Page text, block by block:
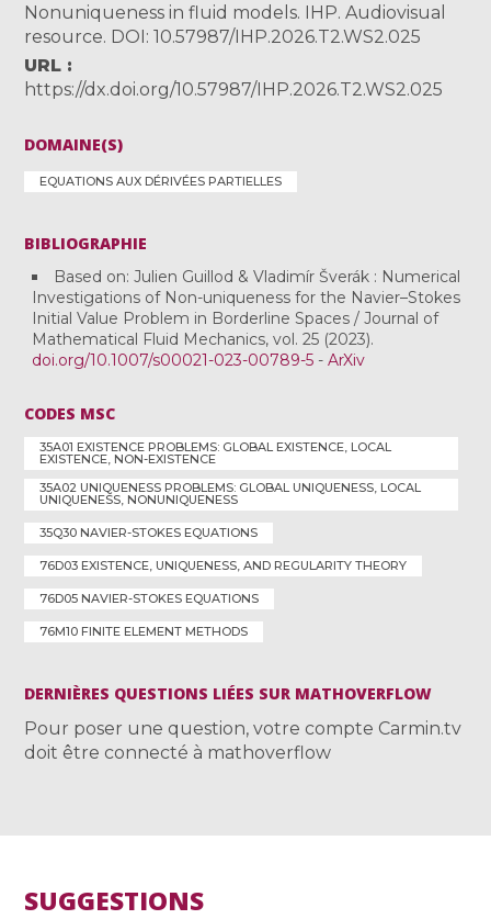
Nonuniqueness in fluid models. IHP. Audiovisual
resource. DOI: 10.57987/IHP.2026.T2.WS2.025
URL
https://dx.doi.org/10.57987/IHP.2026.T2.WS2.025
DOMAINE(S)
EQUATIONS AUX DÉRIVÉES PARTIELLES
BIBLIOGRAPHIE
Based on: Julien Guillod & Vladimír Šverák : Numerical
Investigations of Non-uniqueness for the Navier–Stokes
Initial Value Problem in Borderline Spaces / Journal of
Mathematical Fluid Mechanics, vol. 25 (2023).
doi.org/10.1007/s00021-023-00789-5 -ArXiv
CODES MSC
35A01 EXISTENCE PROBLEMS: GLOBAL EXISTENCE, LOCAL
EXISTENCE, NON-EXISTENCE
35A02 UNIQUENESS PROBLEMS: GLOBAL UNIQUENESS, LOCAL
UNIQUENESS, NONUNIQUENESS
35Q30 NAVIER-STOKES EQUATIONS
76D03 EXISTENCE, UNIQUENESS, AND REGULARITY THEORY
76D05 NAVIER-STOKES EQUATIONS
76M10 FINITE ELEMENT METHODS
DERNIÈRES QUESTIONS LIÉES SUR MATHOVERFLOW
Pour poser une question, votre compte Carmin.tv
doit être connecté à mathoverflow
SUGGESTIONS